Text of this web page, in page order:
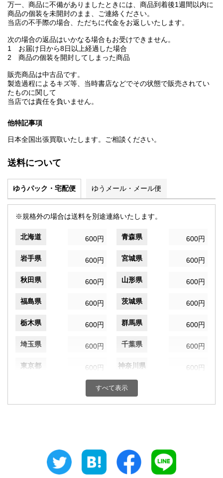
万一、商品に不備がありましたときには、商品到着後1週間以内に
商品の個装を未開封のまま、ご連絡ください。
当店の不手際の場合、ただちに代金をお返しいたします。
次の場合の返品はいかなる場合もお受けできません。
1 お届け日から8日以上経過した場合
2 商品の個装を開封してしまった商品
販売商品は中古品です。
製造過程によるキズ等、当時書店などでその状態で販売されてい
たものに関して
当店では責任を負いません。
他特記事項
日本全国出張買取いたします。ご相談ください。
送料について
ゆうパック・宅配便 ゆうメール・メール便
※規格外の場合は送料を別途連絡いたします。
北海道 600円 青森県 600円
岩手県 600円 宮城県 600円
秋田県 600円 山形県 600円
福島県 600円 茨城県 600円
栃木県 600円 群馬県 600円
埼玉県 600円 千葉県 600円
東京都 600円 神奈川県 600円
600円 富山県
静岡県
600円 三重県
すべて表示